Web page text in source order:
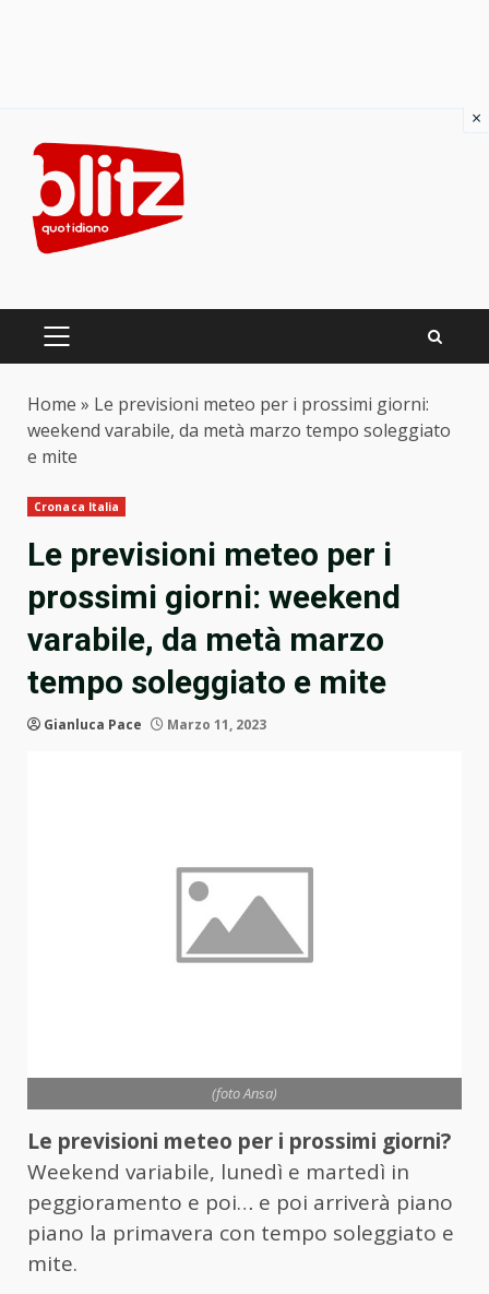
content
PRIMARY
Home » Le previsioni meteo per i prossimi giorni:
weekend varabile, da metà marzo tempo soleggiato
e mite
Cronaca Italia
Le previsioni meteo per i
prossimi giorni: weekend
varabile, da metà marzo
tempo soleggiato e mite
Gianluca Pace Marzo 11, 2023
(foto Ansa)
Le previsioni meteo per i prossimi giorni?
Weekend variabile, lunedì e martedì in
peggioramento e poi… e poi arriverà piano
piano la primavera con tempo soleggiato e
mite.
×